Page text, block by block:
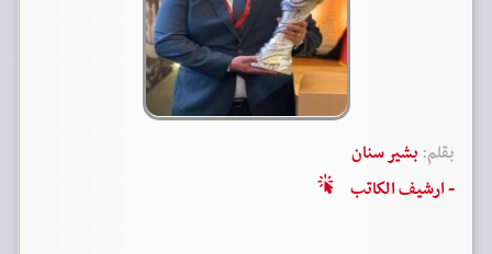
بقلم:بشير سنان
- ارشيف الكاتب